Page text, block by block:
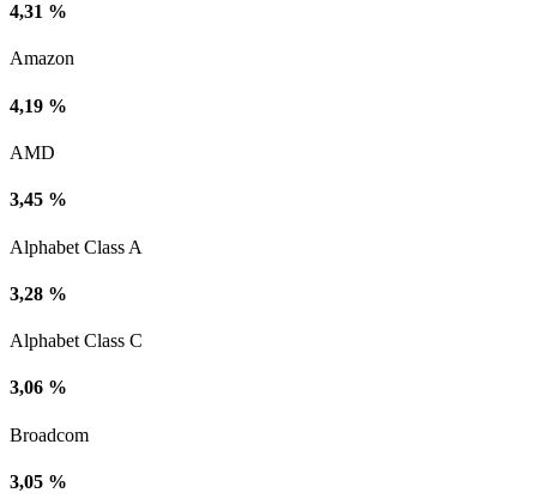
4,31 %
Amazon
4,19 %
AMD
3,45 %
Alphabet Class A
3,28 %
Alphabet Class C
3,06 %
Broadcom
3,05 %